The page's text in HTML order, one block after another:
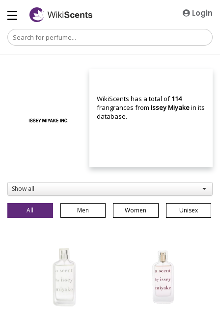
Login
WikiScents has a total of114
frangrances fromIssey Miyakein its
database.
Show all
All Men Women Unisex